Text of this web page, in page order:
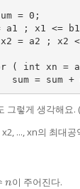
= 0;
; x1 <=
그렇게 생각해요.
..., xn의 최대
n
n이 주어진다.